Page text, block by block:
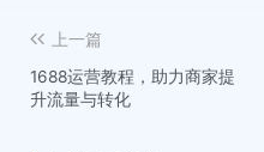
上一篇
1688运营教程，助力商家提
升流量与转化